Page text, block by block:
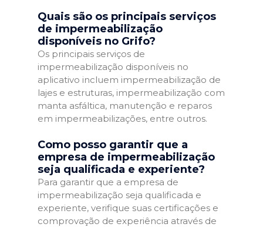
Quais são os principais serviços
de impermeabilização
disponíveis no Grifo?
Os principais serviços de
impermeabilização disponíveis no
aplicativo incluem impermeabilização de
lajes e estruturas, impermeabilização com
manta asfáltica, manutenção e reparos
em impermeabilizações, entre outros.
Como posso garantir que a
empresa de impermeabilização
seja qualificada e experiente?
Para garantir que a empresa de
impermeabilização seja qualificada e
experiente, verifique suas certificações e
comprovação de experiência através de